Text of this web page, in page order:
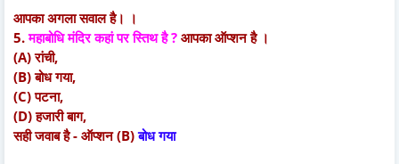
आपका अगला सवाल है। ।
5.महाबोधि मंदिर कहां पर स्तिथ है ? आपका ऑप्शन है ।
(A) रांची,
(B) बोध गया,
(C) पटना,
(D) हजारी बाग,
सही जवाब है - ऑप्शन (B)बोध गया